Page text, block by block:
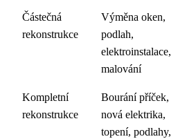
Částečná
rekonstrukce
Výměna oken,
podlah,
elektroinstalace,
malování
Kompletní
rekonstrukce
Bourání příček,
nová elektrika,
topení, podlahy,